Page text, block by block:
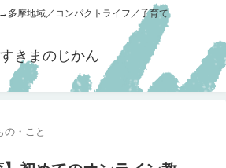
摩地域／コンパクトライフ／子育て
すきまのじかん
の・こと